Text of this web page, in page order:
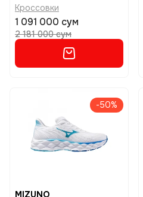
Кроссовки
1 091 000 сум
2 181 000 сум
-50%
MIZUNO